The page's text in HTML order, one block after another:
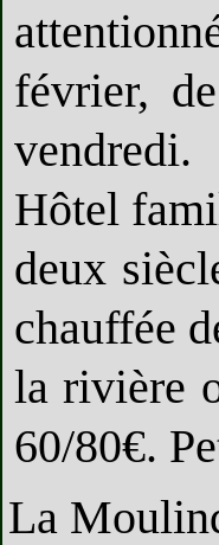
février,
vendredi.
Hôtel
deux
chauffée
la rivière
60/80€.
La